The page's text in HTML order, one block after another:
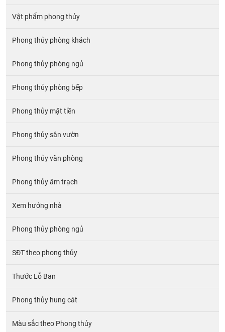
Vật phẩm phong thủy
Phong thủy phòng khách
Phong thủy phòng ngủ
Phong thủy phòng bếp
Phong thủy mặt tiền
Phong thủy sân vườn
Phong thủy văn phòng
Phong thủy âm trạch
Xem hướng nhà
Phong thủy phòng ngủ
SĐT theo phong thủy
Thước Lỗ Ban
Phong thủy hung cát
Màu sắc theo Phong thủy